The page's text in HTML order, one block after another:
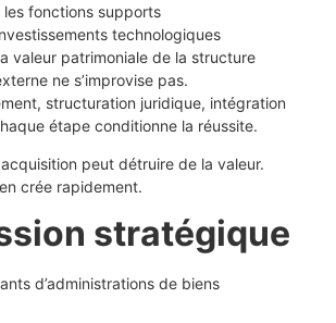
les fonctions supports
technologiques
valeur patrimoniale de la structure
ne s’improvise pas.
structuration juridique, intégration
étape conditionne la réussite.
peut détruire de la valeur.
crée rapidement.
stratégique
d’administrations de biens